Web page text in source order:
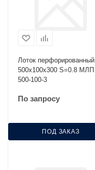
Лоток перфорированный
500х100х300 S=0.8 МЛП
500-100-3
По запросу
ПОД ЗАКАЗ